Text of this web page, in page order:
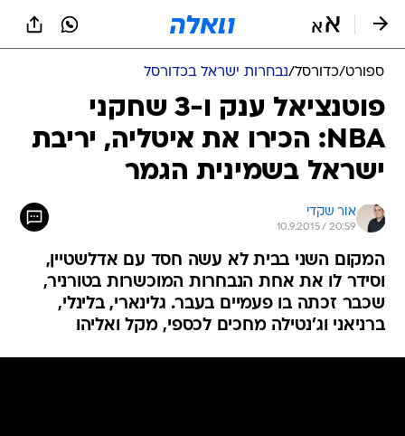
ספורט/כדורסל/נבחרות ישראל בכדורסל
פוטנציאל ענק ו-3 שחקני
NBA: הכירו את איטליה, יריבת
ישראל בשמינית הגמר
אור שקדי
10.9.2015 / 20:59
המקום השני בבית לא עשה חסד עם אדלשטיין,
וסידר לו את אחת הנבחרות המוכשרות בטורניר,
שכבר זכתה בו פעמיים בעבר. גלינארי, בלינלי,
ברניאני וג'נטילה מחכים לכספי, מקל ואליהו